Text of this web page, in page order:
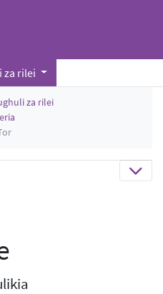
za rilei
za rilei